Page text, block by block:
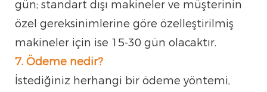
gün; standart dışı makineler ve müşterinin
özel gereksinimlerine göre özelleştirilmiş
makineler için ise 15-30 gün olacaktır.
7. Ödeme nedir?
İstediğiniz herhangi bir ödeme yöntemi,